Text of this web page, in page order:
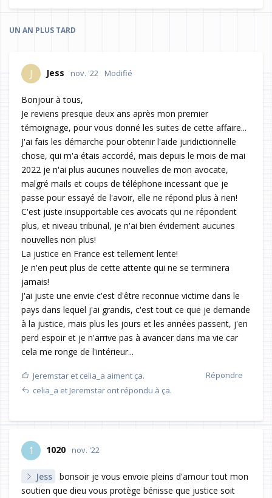
UN AN PLUS TARD
J Jess nov. '22 Modifié
Bonjour à tous,
Je reviens presque deux ans après mon premier
témoignage, pour vous donné les suites de cette affaire...
J'ai fais les démarche pour obtenir l'aide juridictionnelle
chose, qui m'a étais accordé, mais depuis le mois de mai
2022 je n'ai plus aucunes nouvelles de mon avocate,
malgré mails et coups de téléphone incessant que je
passe pour essayé de l'avoir, elle ne répond plus à rien!
C'est juste insupportable ces avocats qui ne répondent
plus, et niveau tribunal, je n'ai bien évidement aucunes
nouvelles non plus!
La justice en France est tellement lente!
Je n'en peut plus de cette attente qui ne se terminera
jamais!
J'ai juste une envie c'est d'être reconnue victime dans le
pays dans lequel j'ai grandis, c'est tout ce que je demande
à la justice, mais plus les jours et les années passent, j'en
perd espoir et je n'arrive pas à avancer dans ma vie car
cela me ronge de l'intérieur...
Répondre
Jeremstar et celia_a aiment ça.
celia_a et Jeremstar ont répondu à ça.
1 1020 nov. '22
Jess
bonsoir je vous envoie pleins d'amour tout mon
soutien que dieu vous protège bénisse que justice soit